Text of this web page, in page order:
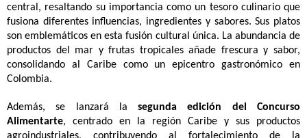
central, resaltando su importancia como un tesoro culinario que
fusiona diferentes influencias, ingredientes y sabores. Sus platos
son emblemáticos en esta fusión cultural única. La abundancia de
productos del mar y frutas tropicales añade frescura y sabor,
consolidando al Caribe como un epicentro gastronómico en
Colombia.
Además, se lanzará lasegunda edición del Concurso
Alimentarte, centrado en la región Caribe y sus productos